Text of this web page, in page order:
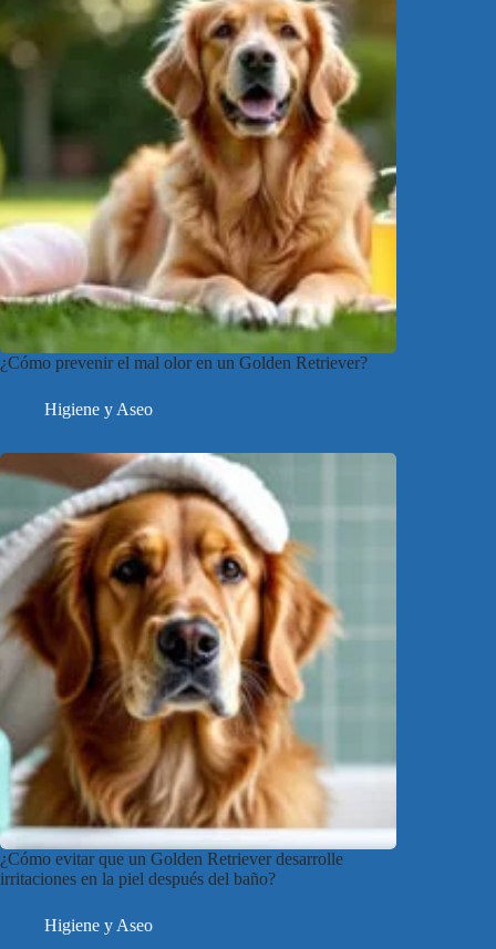
¿Cómo prevenir el mal olor en un Golden Retriever?
Higiene y Aseo
¿Cómo evitar que un Golden Retriever desarrolle
irritaciones en la piel después del baño?
Higiene y Aseo